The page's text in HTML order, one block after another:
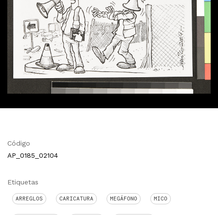
Código
AP_0185_02104
Etiquetas
ARREGLOS CARICATURA MEGÁFONO MICO